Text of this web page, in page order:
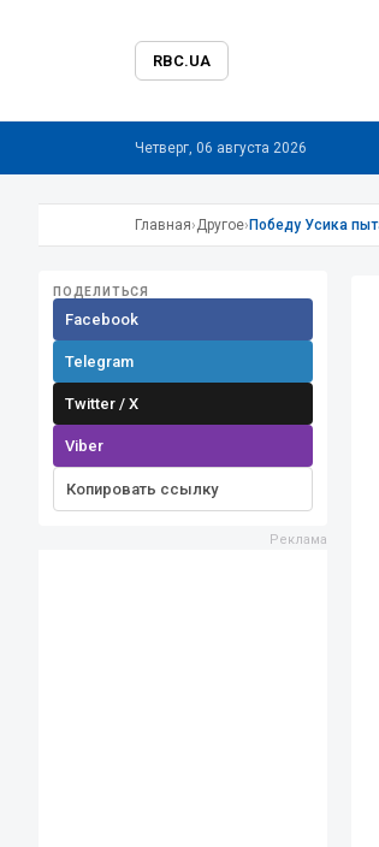
RBC.UA
Четверг, 06 августа 2026
Главная›Другое› Победу Усика
ПОДЕЛИТЬСЯ
Facebook
Telegram
Twitter / X
Viber
Копировать ссылку